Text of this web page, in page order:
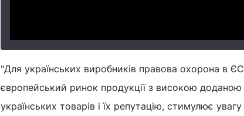
"Для українських виробників правова охорона в
європейський ринок продукції з високою доданою
українських товарів і їх репутацію, стимулює